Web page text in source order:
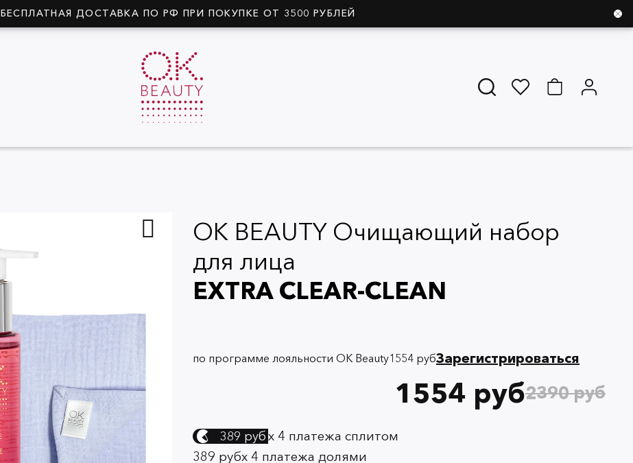
БЕСПЛАТНАЯ ДОСТАВКА ПО РФ ПРИ ПОКУПКЕ ОТ 3500 РУБЛЕЙ
OK BEAUTY Очищающий набор
для лица
EXTRA CLEAR-CLEAN
по программе лояльности OK Beauty1554 рубЗарегистрироваться
2390 руб
1554 руб
389 рубх 4 платежа сплитом
389 рубх 4 платежа долями